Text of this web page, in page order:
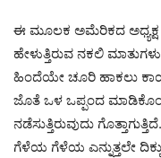
ಈ ಮೂಲಕ ಅಮೆರಿಕದ ಅಧ್ಯಕ್ಷ
ಹೇಳುತ್ತಿರುವ ನಕಲಿ
ಹಿಂದೆಯೇ ಚೂರಿ ಹಾಕಲು
ಜೊತೆ ಒಳ ಒಪ್ಪಂದ
ನಡೆಸುತ್ತಿರುವುದು
ಗೆಳೆಯ ಗೆಳೆಯ ಎನ್ನುತ್ತಲೇ